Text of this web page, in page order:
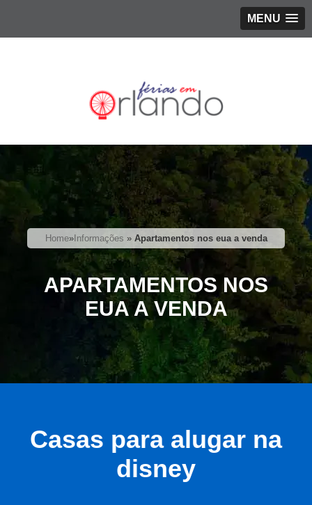
MENU
Home»Informações » Apartamentos nos eua a venda
APARTAMENTOS NOS
EUA A VENDA
Casas para alugar na
disney